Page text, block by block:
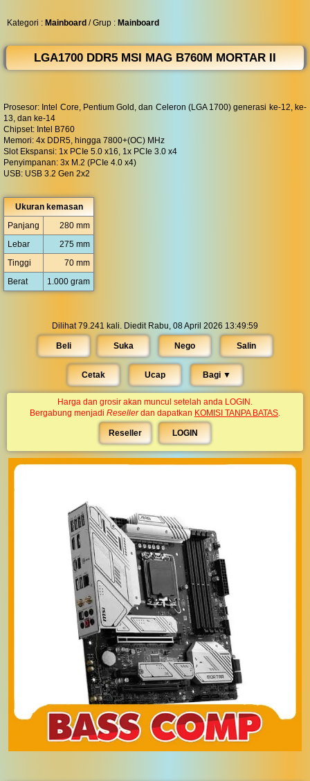
Kategori : Mainboard / Grup : Mainboard
LGA1700 DDR5 MSI MAG B760M MORTAR II
Prosesor: Intel Core, Pentium Gold, dan Celeron (LGA 1700) generasi ke-12, ke-
13, dan ke-14
Chipset: Intel B760
Memori: 4x DDR5, hingga 7800+(OC) MHz
Slot Ekspansi: 1x PCIe 5.0 x16, 1x PCIe 3.0 x4
Penyimpanan: 3x M.2 (PCIe 4.0 x4)
USB: USB 3.2 Gen 2x2
Ukuran kemasan
Panjang
280 mm
Lebar
275 mm
Tinggi
70 mm
Berat
1.000 gram
Dilihat 79.241 kali. Diedit Rabu, 08 April 2026 13:49:59
Beli Suka Nego Salin
Cetak Ucap Bagi ▼︎
Harga dan grosir akan muncul setelah anda LOGIN.
Bergabung menjadi Resellerdan dapatkan KOMISI TANPA BATAS.
Reseller LOGIN